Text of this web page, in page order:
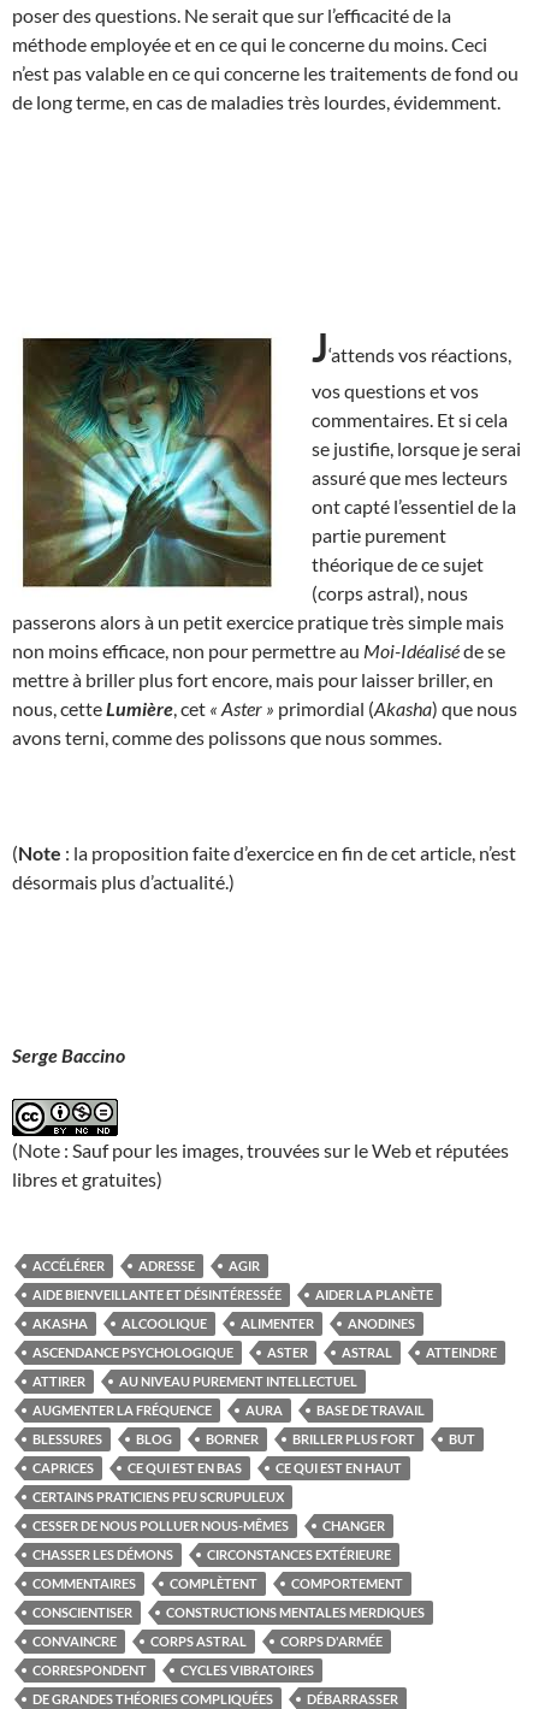
poser des questions. Ne serait que sur l’efficacité de la
méthode employée et en ce qui le concerne du moins. Ceci
n’est pas valable en ce qui concerne les traitements de fond ou
de long terme, en cas de maladies très lourdes, évidemment.
J‘attends vos réactions,
vos questions et vos
commentaires. Et si cela
se justifie, lorsque je serai
assuré que mes lecteurs
ont capté l’essentiel de la
partie purement
théorique de ce sujet
(corps astral), nous
passerons alors à un petit exercice pratique très simple mais
non moins efficace, non pour permettre au Moi-Idéaliséde se
mettre à briller plus fort encore, mais pour laisser briller, en
nous, cetteLumière , cet « Aster » primordial (Akasha) que nous
avons terni, comme des polissons que nous sommes.
(Note : la proposition faite d’exercice en fin de cet article, n’est
désormais plus d’actualité.)
Serge Baccino
(Note : Sauf pour les images, trouvées sur le Web et réputées
libres et gratuites)
ACCÉLÉRER ADRESSE
AGIR
AIDE BIENVEILLANTE ET DÉSINTÉRESSÉE
AIDER LA PLANÈTE
AKASHA
ALCOOLIQUE ALIMENTER
ANODINES
ASCENDANCE PSYCHOLOGIQUE
ASTER ASTRAL
ATTEINDRE
ATTIRER
AU NIVEAU PUREMENT INTELLECTUEL
AUGMENTER LA FRÉQUENCE
AURA
BASE DE TRAVAIL
BLESSURES
BLOG BORNER BRILLER PLUS FORT
BUT
CAPRICES
CE QUI EST EN BAS
CE QUI EST EN HAUT
CERTAINS PRATICIENS PEU SCRUPULEUX
CESSER DE NOUS POLLUER NOUS-MÊMES
CHANGER
CHASSER LES DÉMONS
CIRCONSTANCES EXTÉRIEURE
COMMENTAIRES
COMPLÈTENT
COMPORTEMENT
CONSCIENTISER
CONSTRUCTIONS MENTALES MERDIQUES
CONVAINCRE
CORPS ASTRAL
CORPS D'ARMÉE
CORRESPONDENT
CYCLES VIBRATOIRES
DE GRANDES THÉORIES COMPLIQUÉES
DÉBARRASSER